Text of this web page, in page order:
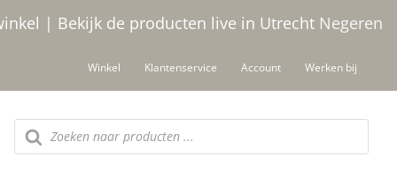
| Bekijk de producten live in Utrecht Negeren
Winkel Klantenservice Account Werken bij
Producten
zoeken